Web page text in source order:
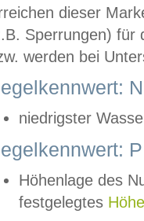
dieser
Sperrungen) für
werden bei
niedrigster
Höhenlage des
festgelegtes